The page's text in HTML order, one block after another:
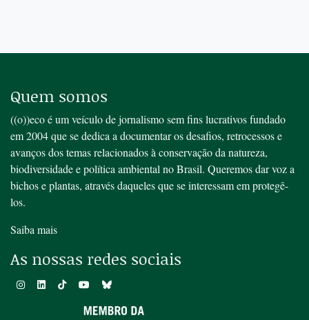
Quem somos
((o))eco é um veículo de jornalismo sem fins lucrativos fundado
em 2004 que se dedica a documentar os desafios, retrocessos e
avanços dos temas relacionados à conservação da natureza,
biodiversidade e política ambiental no Brasil. Queremos dar voz a
bichos e plantas, através daqueles que se interessam em protegê-
los.
Saiba mais
As nossas redes sociais